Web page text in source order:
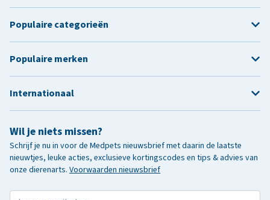
Wil je niets missen?
Schrijf je nu in voor de Medpets nieuwsbrief met daarin de laatste
nieuwtjes, leuke acties, exclusieve kortingscodes en tips & advies van
onze dierenarts. Voorwaarden nieuwsbrief
Populaire categorieën
Populaire merken
Internationaal